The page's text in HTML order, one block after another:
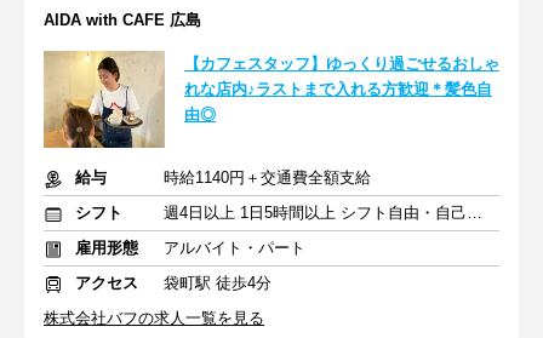
AIDA with CAFE 広島
【カフェスタッフ】ゆっくり過ごせるおしゃ
れな店内♪ラストまで入れる方歓迎＊髪色自
由◎
給与
時給1140円＋交通費全額支給
シフト
週4日以上 1日5時間以上 シフト自由・自己申告
雇用形態
アルバイト・パート
アクセス
袋町駅 徒歩4分
株式会社バフの求人一覧を見る